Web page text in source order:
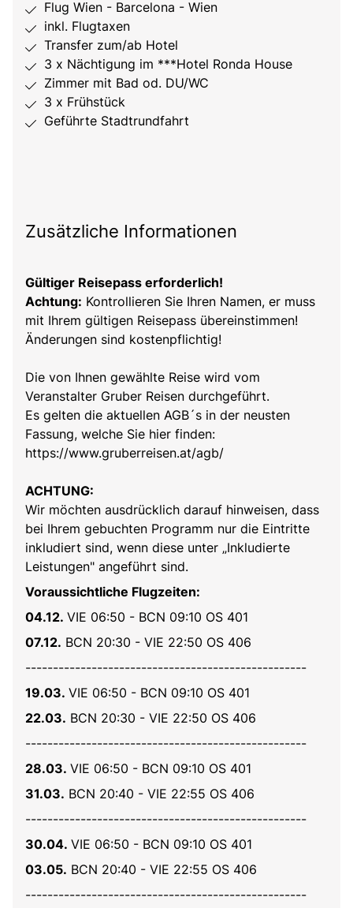
Flug Wien - Barcelona - Wien
inkl. Flugtaxen
Transfer zum/ab Hotel
3 x Nächtigung im ***Hotel Ronda House
Zimmer mit Bad od. DU/WC
3 x Frühstück
Geführte Stadtrundfahrt
Zusätzliche Informationen
Gültiger Reisepass erforderlich!
Achtung: Kontrollieren Sie Ihren Namen, er muss
mit Ihrem gültigen Reisepass übereinstimmen!
Änderungen sind kostenpflichtig!
Die von Ihnen gewählte Reise wird vom
Veranstalter Gruber Reisen durchgeführt.
Es gelten die aktuellen AGB´s in der neusten
Fassung, welche Sie hier finden:
https://www.gruberreisen.at/agb/
ACHTUNG:
Wir möchten ausdrücklich darauf hinweisen, dass
bei Ihrem gebuchten Programm nur die Eintritte
inkludiert sind, wenn diese unter „Inkludierte
Leistungen" angeführt sind.
Voraussichtliche Flugzeiten:
04.12. VIE 06:50 - BCN 09:10 OS 401
07.12. BCN 20:30 - VIE 22:50 OS 406
---------------------------------------------------
19.03. VIE 06:50 - BCN 09:10 OS 401
22.03. BCN 20:30 - VIE 22:50 OS 406
---------------------------------------------------
28.03. VIE 06:50 - BCN 09:10 OS 401
31.03. BCN 20:40 - VIE 22:55 OS 406
---------------------------------------------------
30.04. VIE 06:50 - BCN 09:10 OS 401
03.05. BCN 20:40 - VIE 22:55 OS 406
---------------------------------------------------